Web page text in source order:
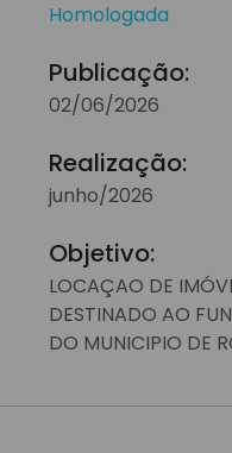
Homologada
Publicação:
02/06/2026
Realização:
junho/2026
Objetivo:
LOCAÇAO DE
DESTINADO AO
DO MUNICIPIO DE